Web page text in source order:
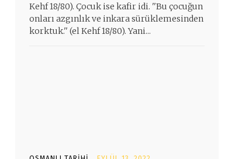
Kehf 18/80). Çocuk ise kafir idi. ''Bu çocuğun
onları azgınlık ve inkara sürüklemesinden
korktuk.'' (el Kehf 18/80). Yani...